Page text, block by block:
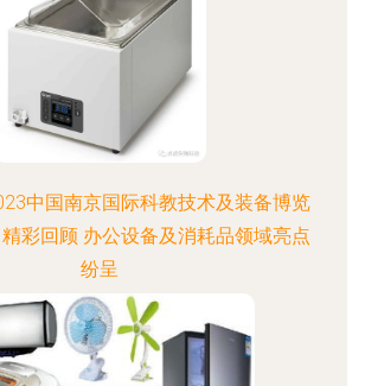
中国南京国际科教技术及装备博览
精彩回顾 办公设备及消耗品领域亮点
纷呈